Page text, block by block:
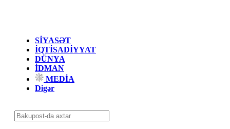
SİYASƏT
İQTİSADİYYAT
DÜNYA
İDMAN
MEDİA
Digər